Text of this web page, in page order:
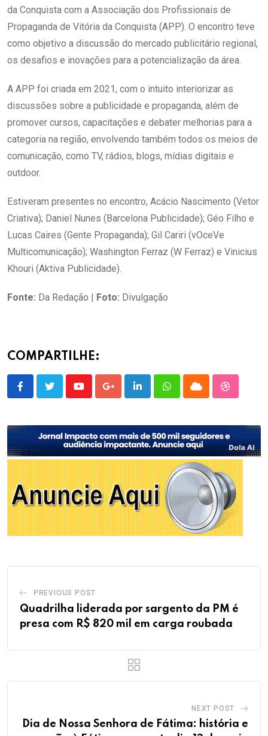
da Conquista com a Associação dos Profissionais de
Propaganda de Vitória da Conquista (APP). O encontro teve
como objetivo a discussão do mercado publicitário regional,
os desafios e inovações para a potencialização da área.
A APP foi criada em 2021, com o intuito interiorizar as
discussões sobre a publicidade e propaganda, além de
promover cursos, capacitações e debater melhorias para a
categoria na região, envolvendo também todos os meios de
comunicação, como TV, rádios, blogs, mídias digitais e
outdoor.
Estiveram presentes no encontro, Acácio Nascimento (Vetor
Criativa); Daniel Nunes (Barcelona Publicidade); Géo Filho e
Lucas Caires (Gente Propaganda); Gil Cariri (vOceVe
Multicomunicação); Washington Ferraz (W Ferraz) e Vinicius
Khouri (Aktiva Publicidade).
Fonte: Da Redação | Foto: Divulgação
COMPARTILHE:
YoutubeGoogle+LinkedInWhatsappCloud
PREVIOUS POST
Quadrilha liderada por sargento da PM é
presa com R$ 820 mil em carga roubada
NEXT POST
Dia de Nossa Senhora de Fátima: história e